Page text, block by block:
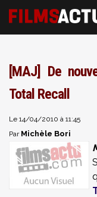
[MAJ] De
Total Recall
Le 14/04/2010 à 11:45
Par Michèle Bori